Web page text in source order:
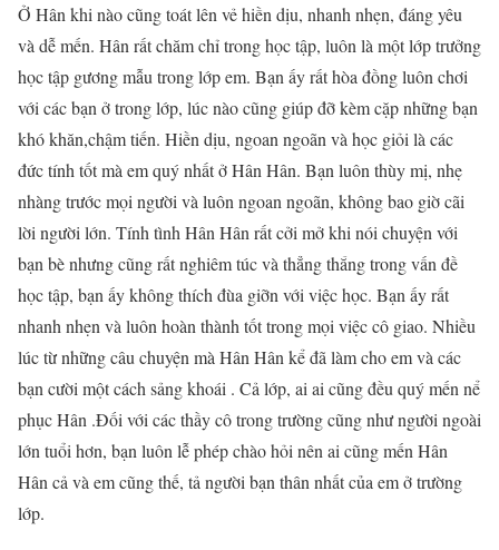
Ở Hân khi nào cũng toát lên vẻ hiền dịu, nhanh nhẹn, đáng yêu
và dễ mến. Hân rất chăm chỉ trong học tập, luôn là một lớp trưởng
học tập gương mẫu trong lớp em. Bạn ấy rất hòa đồng luôn chơi
với các bạn ở trong lớp, lúc nào cũng giúp đỡ kèm cặp những bạn
khó khăn,chậm tiến. Hiền dịu, ngoan ngoãn và học giỏi là các
đức tính tốt mà em quý nhất ở Hân Hân. Bạn luôn thùy mị, nhẹ
nhàng trước mọi người và luôn ngoan ngoãn, không bao giờ cãi
lời người lớn. Tính tình Hân Hân rất cởi mở khi nói chuyện với
bạn bè nhưng cũng rất nghiêm túc và thẳng thắng trong vấn đề
học tập, bạn ấy không thích đùa giỡn với việc học. Bạn ấy rất
nhanh nhẹn và luôn hoàn thành tốt trong mọi việc cô giao. Nhiều
lúc từ những câu chuyện mà Hân Hân kể đã làm cho em và các
bạn cười một cách sảng khoái . Cả lớp, ai ai cũng đều quý mến nể
phục Hân .Đối với các thầy cô trong trường cũng như người ngoài
lớn tuổi hơn, bạn luôn lễ phép chào hỏi nên ai cũng mến Hân
Hân cả và em cũng thế, tả người bạn thân nhất của em ở trường
lớp.